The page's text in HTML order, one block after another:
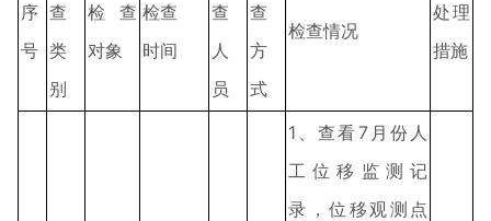
序
号
查
类
别
检查
对象
检查
时间
查
人
员
查
方
式
检查情况
处理
措施
1、查看7月份人
工位移监测记
录，位移观测点